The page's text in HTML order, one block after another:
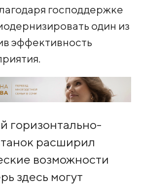
господдержке
один из
эффективность
горизонтально-
расширил
возможности
здесь могут